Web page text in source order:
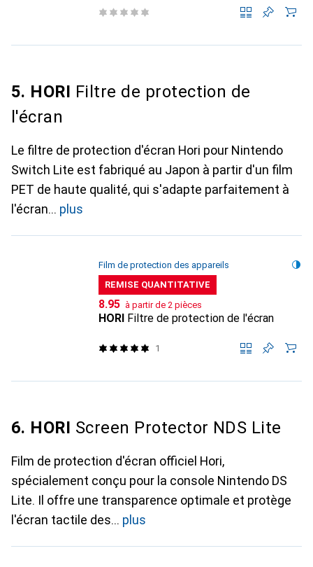
5. HORI Filtre de protection de
l'écran
Le filtre de protection d'écran Hori pour Nintendo
Switch Lite est fabriqué au Japon à partir d'un film
PET de haute qualité, qui s'adapte parfaitement à
l'écran
plus
Film de protection des appareils
REMISE QUANTITATIVE
CHF
8.95 à partir de 2 pièces
HORI Filtre de protection de l'écran
1
6. HORI Screen Protector NDS Lite
Film de protection d'écran officiel Hori,
spécialement conçu pour la console Nintendo DS
Lite. Il offre une transparence optimale et protège
l'écran tactile des
plus